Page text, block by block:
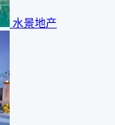
水景地产